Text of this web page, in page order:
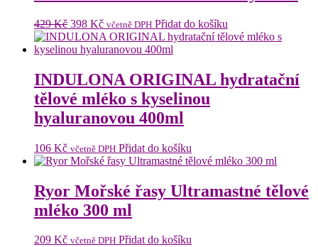
429Kč Původní
cena
byla:
398 KčAktuální
cena
je:
včetně DPH Přidat do košíku
INDULONA ORIGINAL hydratační
tělové mléko s kyselinou
hyaluranovou 400ml
106 Kč včetně DPH Přidat do košíku
Ryor Mořské řasy Ultramastné tělové
mléko 300 ml
209 Kč včetně DPH Přidat do košíku